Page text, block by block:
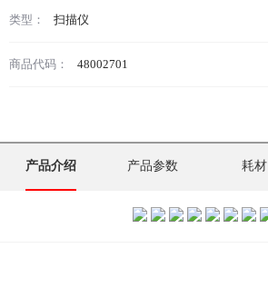
类型： 扫描仪
商品代码： 48002701
产品介绍 产品参数 耗材